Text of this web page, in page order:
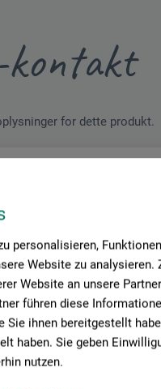
personalisieren,
Website zu analysieren.
Website an unsere
führen diese
Sie ihnen bereitgestellt
haben. Sie geben
nutzen.
for dette produkt.